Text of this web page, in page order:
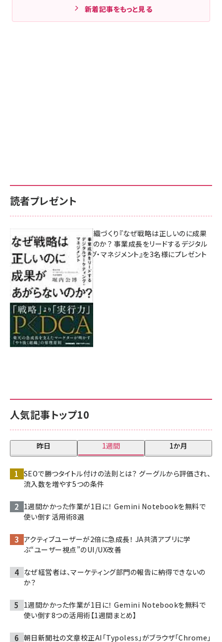
新着記事をもっと見る
人気記事トップ10
昨日 1週間 1か月
SEOで勝つタイトル付けの法則とは？ グーグルから評価され、
流入数を増やす5つの条件
1週間かかった作業が1日に！ Gemini Notebookを無料で
使い倒す活用術8選
アクティブユーザーが2倍に急成長！ JA共済アプリに学
ぶ“ユーザー視点”のUI/UX改善
なぜ経営者は、マーケティング部門の報告に納得できないの
か？
1週間かかった作業が1日に！ Gemini Notebookを無料で
使い倒す8つの活用術【1週間まとめ】
朝日新聞社の文章校正AI「Typoless」がブラウザ「Chrome」
読者プレゼント
成果を生む組織づくり『なぜ戦略は正しいのに成果
があがらないのか？ 事業成長をリードするデジタル
マーケティング・マネジメント』を3名様にプレゼント
8月7日 10:00